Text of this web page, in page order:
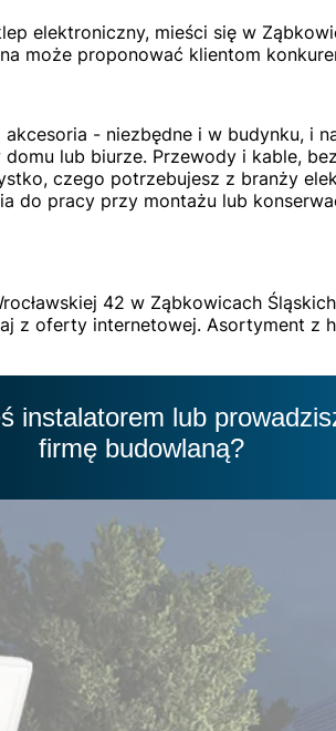
elektroniczny, mieści się w
może proponować klientom
akcesoria - niezbędne i w budynku, i
lub biurze. Przewody i kable,
czego potrzebujesz z branży
do pracy przy montażu lub
42 w Ząbkowicach
z oferty internetowej. Asortyment
instalatorem lub
firmę budowlaną?